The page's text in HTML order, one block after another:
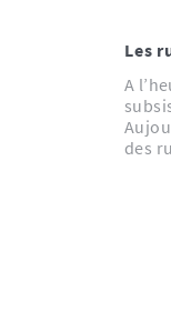
Les
A
des